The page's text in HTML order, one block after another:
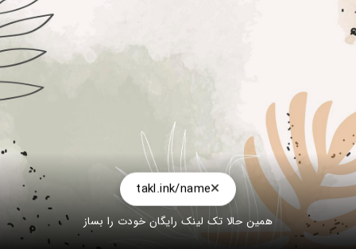
takl.ink/name
همین حالا تک لینک رایگان خودت را بساز